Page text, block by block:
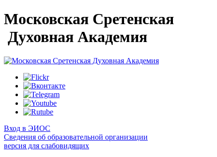
Московская Сретенская
Духовная Академия
Вход в ЭИОС
Сведения об образовательной организации
версия для слабовидящих